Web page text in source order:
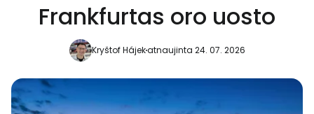
Frankfurtas oro uosto
Kryštof Hájekatnaujinta 24. 07. 2026